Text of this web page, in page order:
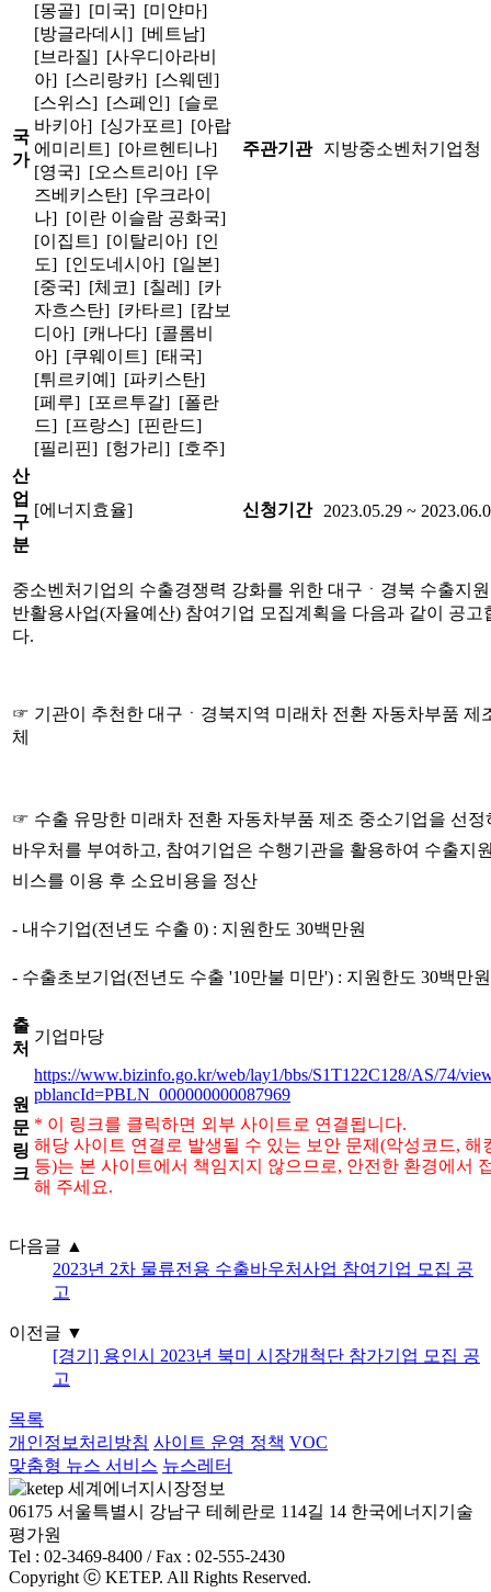
국
가
[몽골] [미국] [미얀마]
[방글라데시] [베트남]
[브라질] [사우디아라비
아] [스리랑카] [스웨덴]
[스위스] [스페인] [슬로
바키아] [싱가포르] [아랍
에미리트] [아르헨티나]
[영국] [오스트리아] [우
즈베키스탄] [우크라이
나] [이란 이슬람 공화국]
[이집트] [이탈리아] [인
도] [인도네시아] [일본]
[중국] [체코] [칠레] [카
자흐스탄] [카타르] [캄보
디아] [캐나다] [콜롬비
아] [쿠웨이트] [태국]
[튀르키예] [파키스탄]
[페루] [포르투갈] [폴란
드] [프랑스] [핀란드]
[필리핀] [헝가리] [호주]
주관기관 지방중소벤처기업청
산
업
구
분
[에너지효율] 신청기간 2023.05.29 ~
중소벤처기업의 수출경쟁력 강화를 위한 대구ㆍ경북 수출지
반활용사업(자율예산) 참여기업 모집계획을 다음과 같이 공고
다.
☞ 기관이 추천한 대구ㆍ경북지역 미래차 전환 자동차부품 제
체
☞ 수출 유망한 미래차 전환 자동차부품 제조 중소기업을 선정
바우처를 부여하고, 참여기업은 수행기관을 활용하여 수출지
비스를 이용 후 소요비용을 정산
- 내수기업(전년도 수출 0) : 지원한도 30백만원
- 수출초보기업(전년도 수출 '10만불 미만') : 지원한도 30백만원
출
처
기업마당
원
문
링
크
https://www.bizinfo.go.kr/web/lay1/bbs/S1T122C128/AS/74/
pblancId=PBLN_000000000087969
* 이 링크를 클릭하면 외부 사이트로 연결됩니다.
해당 사이트 연결로 발생될 수 있는 보안 문제(악성코드, 해
등)는 본 사이트에서 책임지지 않으므로, 안전한 환경에서
해 주세요.
다음글 ▲
2023년 2차 물류전용 수출바우처사업 참여기업 모집 공
고
이전글 ▼
[경기] 용인시 2023년 북미 시장개척단 참가기업 모집 공
고
목록
개인정보처리방침 사이트 운영 정책 VOC
맞춤형 뉴스 서비스 뉴스레터
06175 서울특별시 강남구 테헤란로 114길 14 한국에너지기술
평가원
Tel : 02-3469-8400 / Fax : 02-555-2430
Copyright ⓒ KETEP. All Rights Reserved.